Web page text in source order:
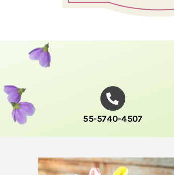
55-5740-4507